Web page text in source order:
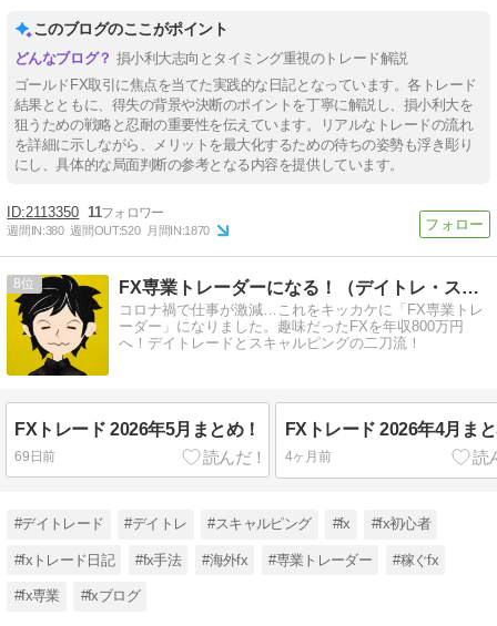
このブログのここがポイント
損小利大志向とタイミング重視のトレード解説
ゴールドFX取引に焦点を当てた実践的な日記となっています。各トレード
結果とともに、得失の背景や決断のポイントを丁寧に解説し、損小利大を
狙うための戦略と忍耐の重要性を伝えています。リアルなトレードの流れ
を詳細に示しながら、メリットを最大化するための待ちの姿勢も浮き彫り
にし、具体的な局面判断の参考となる内容を提供しています。
2113350 11
週間IN:380 週間OUT:520 月間IN:1870
8 FX専業トレーダーになる！（デイトレ・スキャルの二刀流）
コロナ禍で仕事が激減…これをキッカケに「FX専業トレ
ーダー」になりました。趣味だったFXを年収800万円
へ！デイトレードとスキャルピングの二刀流！
FXトレード 2026年5月まとめ！
69日前
FXトレード 2026年4月ま
4ヶ月前
#デイトレード #デイトレ #スキャルピング #fx #fx初心者
#fxトレード日記 #fx手法 #海外fx #専業トレーダー #稼ぐfx
#fx専業 #fxブログ